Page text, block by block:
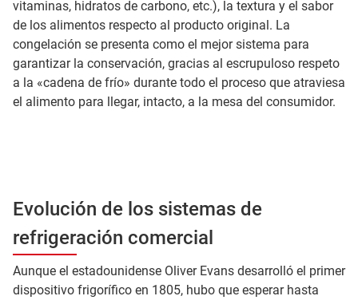
vitaminas, hidratos de carbono, etc.), la textura y el sabor
de los alimentos respecto al producto original. La
congelación se presenta como el mejor sistema para
garantizar la conservación, gracias al escrupuloso respeto
a la «cadena de frío» durante todo el proceso que atraviesa
el alimento para llegar, intacto, a la mesa del consumidor.
Evolución de los sistemas de
refrigeración comercial
Aunque el estadounidense Oliver Evans desarrolló el primer
dispositivo frigorífico en 1805, hubo que esperar hasta